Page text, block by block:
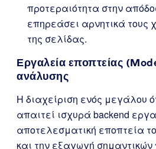
προτεραιότητα στην
επηρεάσει αρνητικά τους
της σελίδας.
Εργαλεία εποπτείας
ανάλυσης
Η διαχείριση ενός μεγάλου
απαιτεί ισχυρά backend
αποτελεσματική εποπτεία
και την εξαγωγή